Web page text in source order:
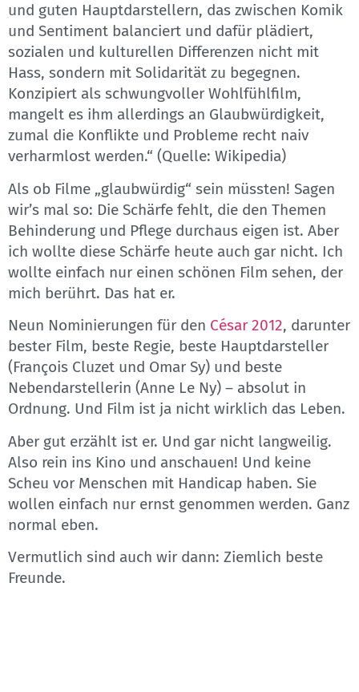
und guten Hauptdarstellern, das zwischen Komik
und Sentiment balanciert und dafür plädiert,
sozialen und kulturellen Differenzen nicht mit
Hass, sondern mit Solidarität zu begegnen.
Konzipiert als schwungvoller Wohlfühlfilm,
mangelt es ihm allerdings an Glaubwürdigkeit,
zumal die Konflikte und Probleme recht naiv
verharmlost werden.“ (Quelle: Wikipedia)
Als ob Filme „glaubwürdig“ sein müssten! Sagen
wir’s mal so: Die Schärfe fehlt, die den Themen
Behinderung und Pflege durchaus eigen ist. Aber
ich wollte diese Schärfe heute auch gar nicht. Ich
wollte einfach nur einen schönen Film sehen, der
mich berührt. Das hat er.
Neun Nominierungen für den César 2012, darunter
bester Film, beste Regie, beste Hauptdarsteller
(François Cluzet und Omar Sy) und beste
Nebendarstellerin (Anne Le Ny) – absolut in
Ordnung. Und Film ist ja nicht wirklich das Leben.
Aber gut erzählt ist er. Und gar nicht langweilig.
Also rein ins Kino und anschauen! Und keine
Scheu vor Menschen mit Handicap haben. Sie
wollen einfach nur ernst genommen werden. Ganz
normal eben.
Vermutlich sind auch wir dann: Ziemlich beste
Freunde.